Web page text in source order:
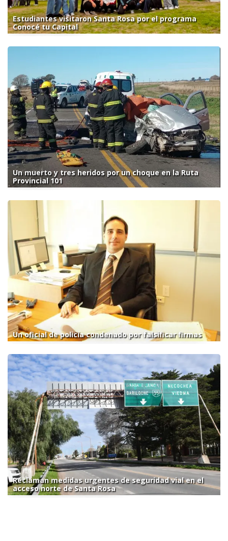
Estudiantes visitaron Santa Rosa por el programa
Conocé tu Capital
Un muerto y tres heridos por un choque en la Ruta
Provincial 101
Un oficial de policía condenado por falsificar firmas
Reclaman medidas urgentes de seguridad vial en el
acceso norte de Santa Rosa